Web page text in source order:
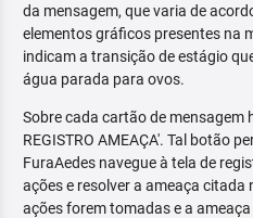
da mensagem, que varia de
elementos gráficos presentes na
indicam a transição de estágio
água parada para ovos.
Sobre cada cartão de mensagem
REGISTRO AMEAÇA'. Tal botão
FuraAedes navegue à tela de
ações e resolver a ameaça citada
ações forem tomadas e a